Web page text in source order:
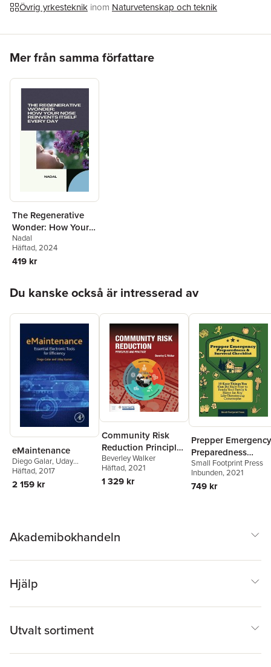
Övrig yrkesteknik inom Naturvetenskap och teknik
Mer från samma författare
The Regenerative
Wonder: How Your
Nose Reinvents
Itself Every Day
Nadal
Häftad, 2024
419 kr
Du kanske också är intresserad av
eMaintenance
Diego Galar, Uday
Kumar
Häftad, 2017
2 159 kr
Community Risk
Reduction Principles
and Practices
Beverley Walker
Häftad, 2021
1 329 kr
Prepper Emergency
Preparedness
Survival Checklist
Small Footprint Press
Inbunden, 2021
749 kr
Akademibokhandeln
Hjälp
Utvalt sortiment